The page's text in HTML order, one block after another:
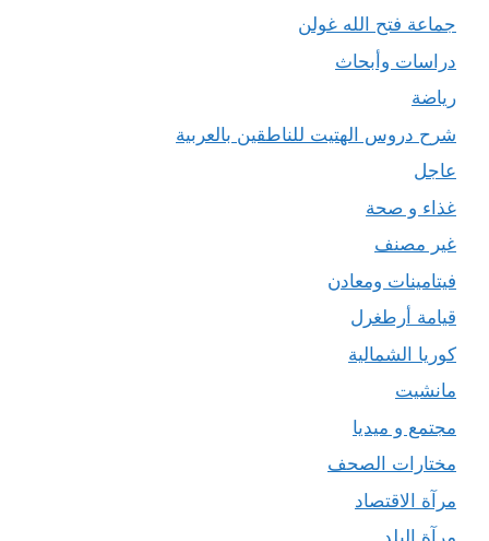
جماعة فتح الله غولن
دراسات وأبحاث
رياضة
شرح دروس الهتيت للناطقين بالعربية
عاجل
غذاء و صحة
غير مصنف
فيتامينات ومعادن
قيامة أرطغرل
كوريا الشمالية
مانشيت
مجتمع و ميديا
مختارات الصحف
مرآة الاقتصاد
مرآة البلد